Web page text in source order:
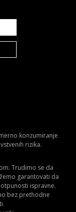
konzumiranje
rizika.
Trudimo se da
garantovati da
ispravne.
bez prethodne